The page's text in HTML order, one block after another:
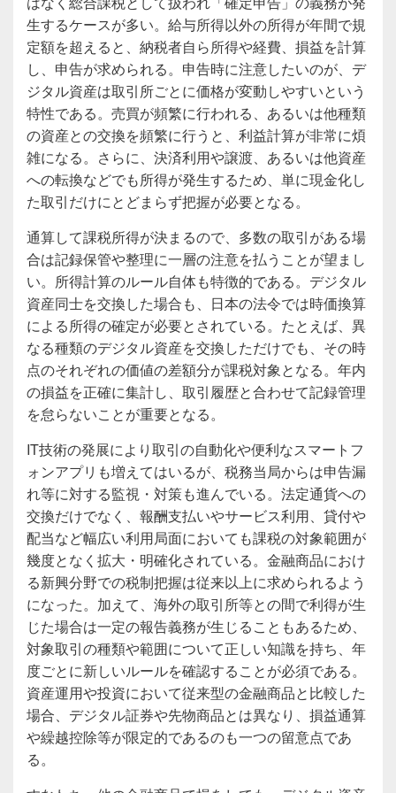
生するケースが多い。給与所得以外の所得が年間で規
定額を超えると、納税者自ら所得や経費、損益を計算
し、申告が求められる。申告時に注意したいのが、デ
ジタル資産は取引所ごとに価格が変動しやすいという
特性である。売買が頻繁に行われる、あるいは他種類
の資産との交換を頻繁に行うと、利益計算が非常に煩
雑になる。さらに、決済利用や譲渡、あるいは他資産
への転換などでも所得が発生するため、単に現金化し
た取引だけにとどまらず把握が必要となる。
通算して課税所得が決まるので、多数の取引がある場
合は記録保管や整理に一層の注意を払うことが望まし
い。所得計算のルール自体も特徴的である。デジタル
資産同士を交換した場合も、日本の法令では時価換算
による所得の確定が必要とされている。たとえば、異
なる種類のデジタル資産を交換しただけでも、その時
点のそれぞれの価値の差額分が課税対象となる。年内
の損益を正確に集計し、取引履歴と合わせて記録管理
を怠らないことが重要となる。
IT技術の発展により取引の自動化や便利なスマートフ
ォンアプリも増えてはいるが、税務当局からは申告漏
れ等に対する監視・対策も進んでいる。法定通貨への
交換だけでなく、報酬支払いやサービス利用、貸付や
配当など幅広い利用局面においても課税の対象範囲が
幾度となく拡大・明確化されている。金融商品におけ
る新興分野での税制把握は従来以上に求められるよう
になった。加えて、海外の取引所等との間で利得が生
じた場合は一定の報告義務が生じることもあるため、
対象取引の種類や範囲について正しい知識を持ち、年
度ごとに新しいルールを確認することが必須である。
資産運用や投資において従来型の金融商品と比較した
場合、デジタル証券や先物商品とは異なり、損益通算
や繰越控除等が限定的であるのも一つの留意点であ
る。